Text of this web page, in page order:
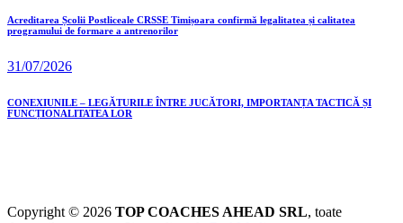
Acreditarea Școlii Postliceale CRSSE Timișoara confirmă legalitatea și calitatea
programului de formare a antrenorilor
31/07/2026
CONEXIUNILE – LEGĂTURILE ÎNTRE JUCĂTORI, IMPORTANȚA TACTICĂ ȘI
FUNCȚIONALITATEA LOR
Copyright © 2026 TOP COACHES AHEAD SRL, toate